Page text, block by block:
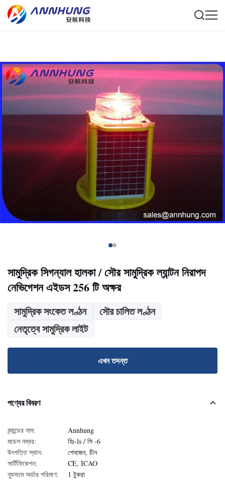
সামুদ্রিক সিগন্যাল হালকা / সৌর সামুদ্রিক ল্যান্টন নিরাপদ
নেভিগেশন এইডস 256 টি অক্ষর
সামুদ্রিক সংকেত লণ্ঠন
সৌর চালিত লণ্ঠন
নেতৃত্বে সামুদ্রিক লাইট
এখন তদন্ত
পণ্যের বিবরণ
ব্র্যান্ডের নাম:
Annhung
মডেল নম্বর:
হিঃ-ls / সি -6
উৎপত্তি স্থান:
শেনজেন, চীন
সার্টিফিকেশন:
CE, ICAO
ন্যূনতম অর্ডার পরিমাণ:
1 টুকরা